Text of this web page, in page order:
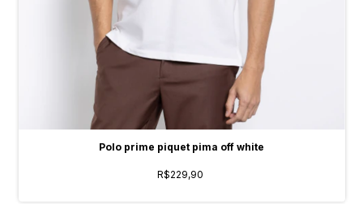
Polo prime piquet pima off white
R$229,90